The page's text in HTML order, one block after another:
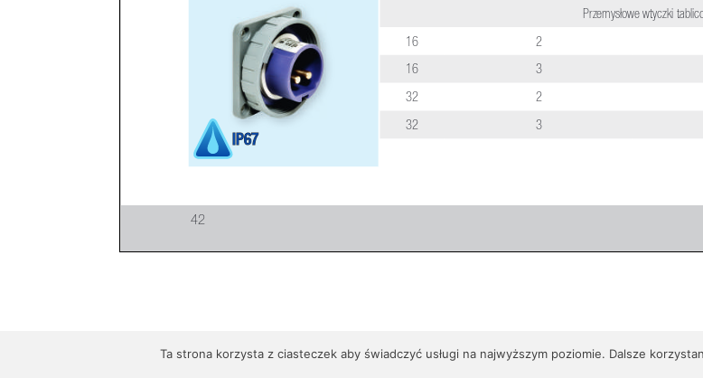
© AEP - Adamczyk Elektrotechnika Przemysłowa. Wszystkie prawa zastrzeżone.
Ta strona korzysta z ciasteczek aby świadczyć usługi na najwyższym poziomie. Dalsze